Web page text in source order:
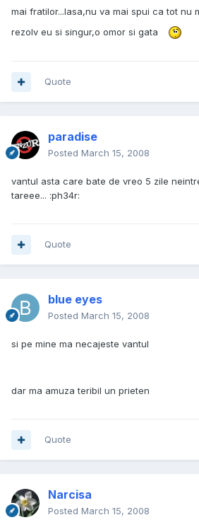
mai fratilor...lasa,nu va mai spui ca tot nu
rezolv eu si singur,o omor si gata
Quote
paradise
Posted March 15, 2008
vantul asta care bate de vreo 5 zile
tareee... :ph34r:
Quote
blue eyes
Posted March 15, 2008
si pe mine ma necajeste vantul
dar ma amuza teribil un prieten
Quote
Narcisa
Posted March 15, 2008